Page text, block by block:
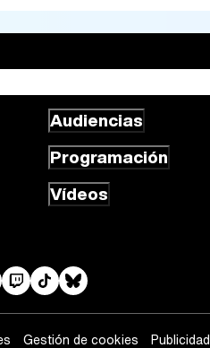
Audiencias
Programación
Vídeos
Gestión de cookies Publicidad